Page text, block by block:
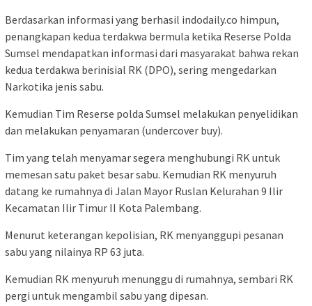
Berdasarkan informasi yang berhasil indodaily.co himpun,
penangkapan kedua terdakwa bermula ketika Reserse Polda
Sumsel mendapatkan informasi dari masyarakat bahwa rekan
kedua terdakwa berinisial RK (DPO), sering mengedarkan
Narkotika jenis sabu.
Kemudian Tim Reserse polda Sumsel melakukan penyelidikan
dan melakukan penyamaran (undercover buy).
Tim yang telah menyamar segera menghubungi RK untuk
memesan satu paket besar sabu. Kemudian RK menyuruh
datang ke rumahnya di Jalan Mayor Ruslan Kelurahan 9 Ilir
Kecamatan Ilir Timur II Kota Palembang.
Menurut keterangan kepolisian, RK menyanggupi pesanan
sabu yang nilainya RP 63 juta.
Kemudian RK menyuruh menunggu di rumahnya, sembari RK
pergi untuk mengambil sabu yang dipesan.